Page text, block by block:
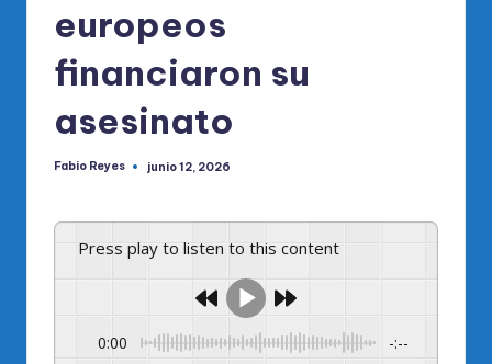
R
M
europeos
financiaron su
asesinato
Publicado
Fabio Reyes junio 12, 2026
Press play to listen to this content
0:00 -:--